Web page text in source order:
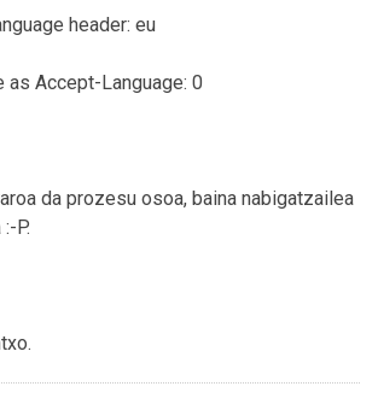
header: eu
as Accept-Language: 0
da prozesu osoa, baina nabigatzailea
P.